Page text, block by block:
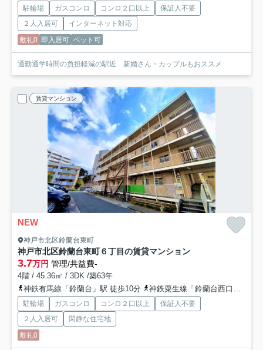
駐輪場 ガスコンロ コンロ２口以上
保証人不要
２人入居可
インターネット対応
敷礼0 即入居可 ペット可
通勤通学時間の負担軽減の駅近 新婚さん・カップルもおススメ
賃貸マンション
NEW
神戸市北区鈴蘭台東町
神戸市北区鈴蘭台東町６丁目の賃貸マンション
3.7万円 管理/共益費-
4階 / 45.36㎡ / 3DK /築63年
神鉄有馬線「鈴蘭台」駅 徒歩10分
神鉄粟生線「鈴蘭台西口」駅 徒歩20分
駐輪場 ガスコンロ コンロ２口以上
保証人不要
２人入居可
閑静な住宅地
敷礼0